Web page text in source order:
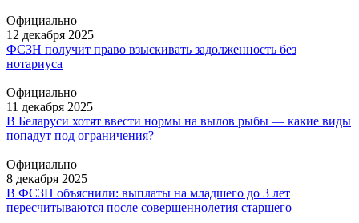
Официально
12 декабря 2025
ФСЗН получит право взыскивать задолженность без
нотариуса
Официально
11 декабря 2025
В Беларуси хотят ввести нормы на вылов рыбы — какие виды
попадут под ограничения?
Официально
8 декабря 2025
В ФСЗН объяснили: выплаты на младшего до 3 лет
пересчитываются после совершеннолетия старшего